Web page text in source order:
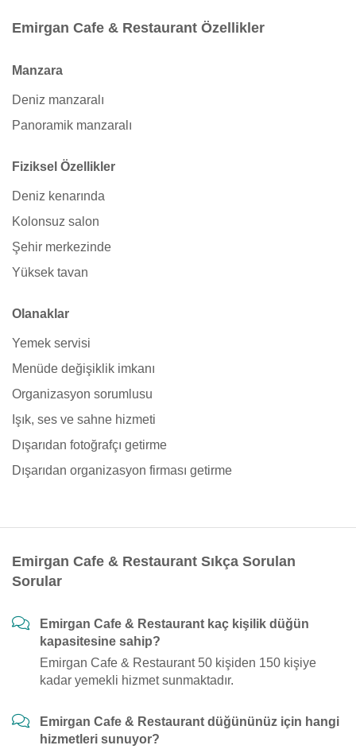
Emirgan Cafe & Restaurant Özellikler
Manzara
Deniz manzaralı
Panoramik manzaralı
Fiziksel Özellikler
Deniz kenarında
Kolonsuz salon
Şehir merkezinde
Yüksek tavan
Olanaklar
Yemek servisi
Menüde değişiklik imkanı
Organizasyon sorumlusu
Işık, ses ve sahne hizmeti
Dışarıdan fotoğrafçı getirme
Dışarıdan organizasyon firması getirme
Emirgan Cafe & Restaurant Sıkça Sorulan
Sorular
Emirgan Cafe & Restaurant kaç kişilik düğün
kapasitesine sahip?
Emirgan Cafe & Restaurant 50 kişiden 150 kişiye
kadar yemekli hizmet sunmaktadır.
Emirgan Cafe & Restaurant düğününüz için hangi
hizmetleri sunuyor?